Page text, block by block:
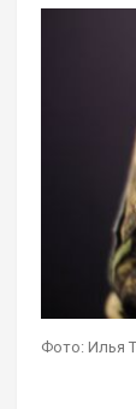
Фото: Илья